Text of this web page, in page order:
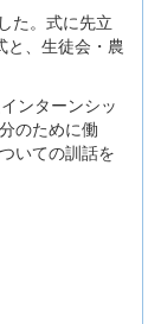
た。式に先立
と、生徒会・農
ンターンシッ
のために働
いての訓話を